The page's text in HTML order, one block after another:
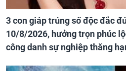
3 con giáp trúng số độc đắc
10/8/2026, hưởng trọn phúc
công danh sự nghiệp thăng